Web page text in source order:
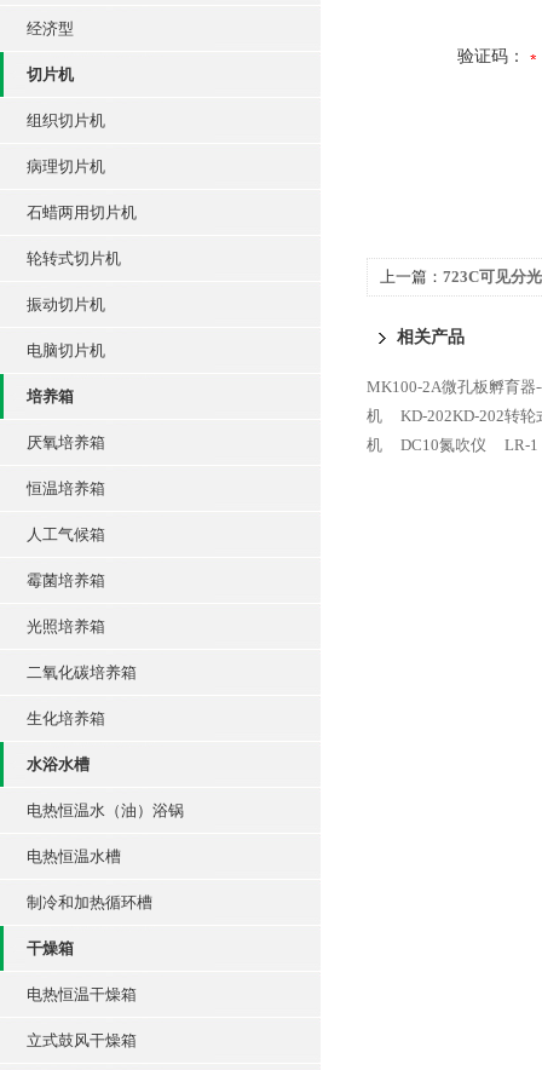
经济型
切片机
组织切片机
病理切片机
石蜡两用切片机
轮转式切片机
振动切片机
电脑切片机
培养箱
厌氧培养箱
恒温培养箱
人工气候箱
霉菌培养箱
光照培养箱
二氧化碳培养箱
生化培养箱
水浴水槽
电热恒温水（油）浴锅
电热恒温水槽
制冷和加热循环槽
干燥箱
电热恒温干燥箱
立式鼓风干燥箱
验证码：
上一篇： 723C可见分
相关产品
MK100-2A微孔板孵育器
机
KD-202KD-202转轮
机
DC10氮吹仪 LR-1